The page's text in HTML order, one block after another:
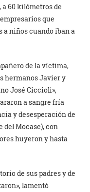
60 kilómetros de
que
niños cuando iban a
de la víctima,
hermanos Javier y
José Ciccioli»,
a sangre fría
y desesperación de
del Mocase), con
huyeron y hasta
de sus padres y de
lamentó